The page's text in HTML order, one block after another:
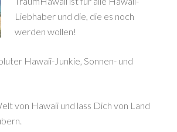
Liebhaber und die, die es noch
werden wollen!
Hawaii-Junkie, Sonnen- und
von Hawaii und lass Dich von Land